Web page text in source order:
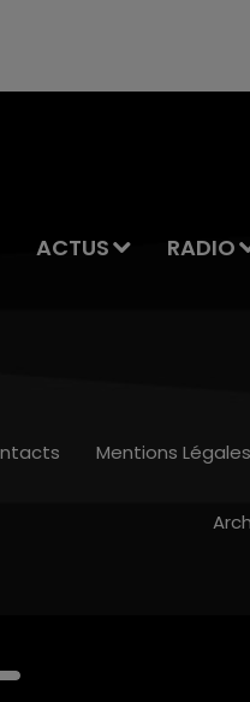
ACTUS RADIO
Mentions Légales